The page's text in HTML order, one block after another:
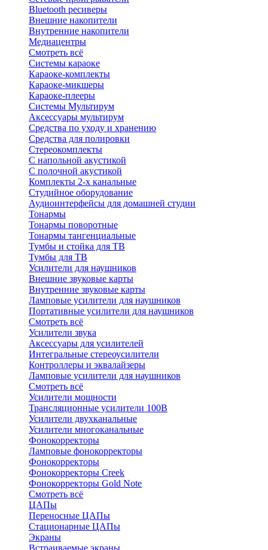
Bluetooth ресиверы
Внешние накопители
Внутренние накопители
Медиацентры
Смотреть всё
Системы караоке
Караоке-комплекты
Караоке-микшеры
Караоке-плееры
Системы Мультирум
Аксессуары мультирум
Средства по уходу и хранению
Средства для полировки
Стереокомплекты
C напольной акустикой
C полочной акустикой
Комплекты 2-х канальные
Студийное оборудование
Аудиоинтерфейсы для домашней студии
Тонармы
Тонармы поворотные
Тонармы тангенциальные
Тумбы и стойка для ТВ
Тумбы для ТВ
Усилители для наушников
Внешние звуковые карты
Внутренние звуковые карты
Ламповые усилители для наушников
Портативные усилители для наушников
Смотреть всё
Усилители звука
Аксессуары для усилителей
Интегральные стереоусилители
Контроллеры и эквалайзеры
Ламповые усилители для наушников
Смотреть всё
Усилители мощности
Трансляционные усилители 100В
Усилители двухканальные
Усилители многоканальные
Фонокорректоры
Ламповые фонокорректоры
Фонокорректоры
Фонокорректоры Creek
Фонокорректоры Gold Note
Смотреть всё
ЦАПы
Переносные ЦАПы
Стационарные ЦАПы
Экраны
Встраиваемые экраны